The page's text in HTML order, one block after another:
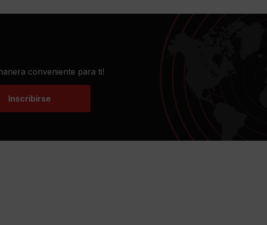
conveniente para ti!
Inscribirse